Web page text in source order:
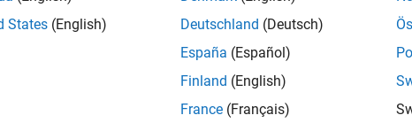
States (English)
Deutschland (Deutsch)
España (Español)
Finland (English)
France (Français)